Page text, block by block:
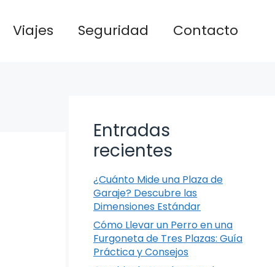
Viajes Seguridad Contacto
Entradas
recientes
¿Cuánto Mide una Plaza de
Garaje? Descubre las
Dimensiones Estándar
Cómo Llevar un Perro en una
Furgoneta de Tres Plazas: Guía
Práctica y Consejos